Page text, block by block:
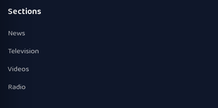
Sections
News
Television
Videos
Radio